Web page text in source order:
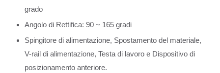
grado
Angolo di Rettifica: 90 ~ 165 gradi
Spingitore di alimentazione, Spostamento del materiale,
V-rail di alimentazione, Testa di lavoro e Dispositivo di
posizionamento anteriore.